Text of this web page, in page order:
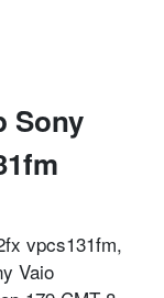
Sony
vpcs131fm,
Vaio